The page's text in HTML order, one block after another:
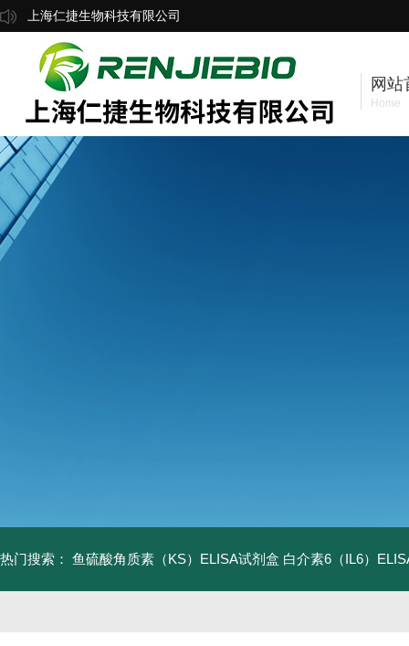
上海仁捷生物科技有限公司
网站
Home
热门搜索： 鱼硫酸角质素（KS）ELISA试剂盒 白介素6（IL6）